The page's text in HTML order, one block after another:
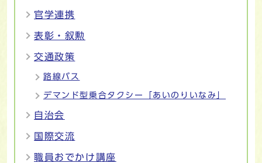
官学連携
表彰・叙勲
交通政策
路線バス
デマンド型乗合タクシー「あいのりいなみ」
自治会
国際交流
職員おでかけ講座